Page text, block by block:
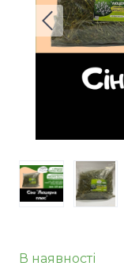
В наявності